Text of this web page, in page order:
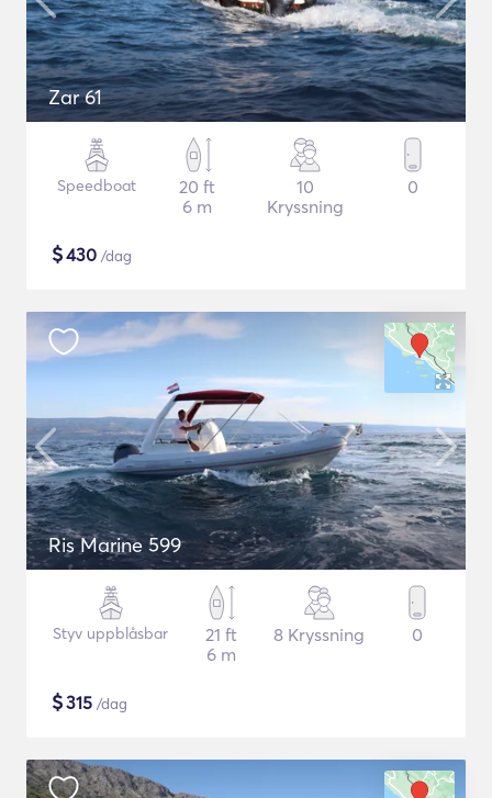
Zar 61
Speedboat
20 ft
6 m
10
Kryssning
0
$430 /dag
Ris Marine 599
Styv uppblåsbar
21 ft
6 m
8 Kryssning 0
$315 /dag